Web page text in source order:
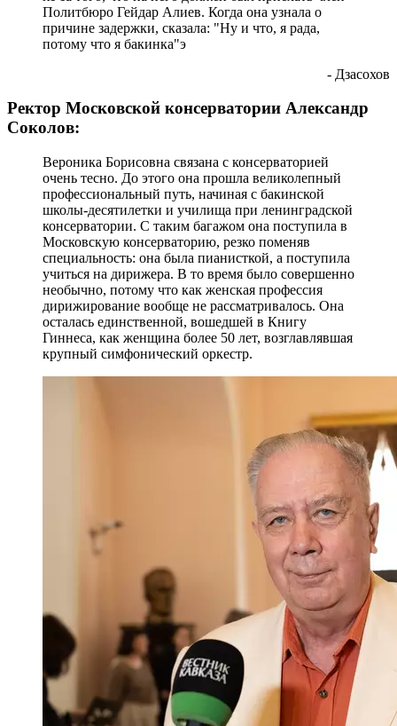
Политбюро Гейдар Алиев. Когда она узнала о
причине задержки, сказала: "Ну и что, я рада,
потому что я бакинка"э
- Дзасохов
Ректор Московской консерватории Александр
Соколов:
Вероника Борисовна связана с консерваторией
очень тесно. До этого она прошла великолепный
профессиональный путь, начиная с бакинской
школы-десятилетки и училища при ленинградской
консерватории. С таким багажом она поступила в
Московскую консерваторию, резко поменяв
специальность: она была пианисткой, а поступила
учиться на дирижера. В то время было совершенно
необычно, потому что как женская профессия
дирижирование вообще не рассматривалось. Она
осталась единственной, вошедшей в Книгу
Гиннеса, как женщина более 50 лет, возглавлявшая
крупный симфонический оркестр.